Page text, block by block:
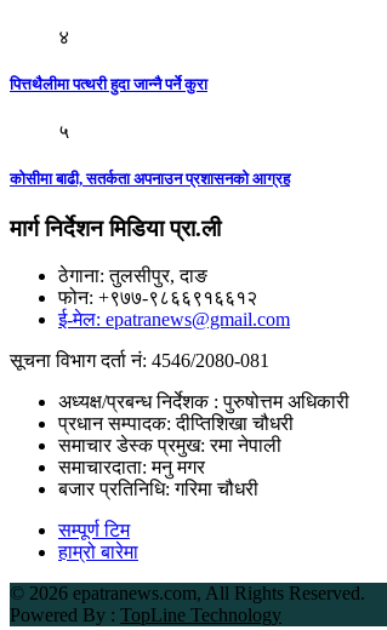
४
पित्तथैलीमा पत्थरी हुदा जान्नै पर्ने कुरा
५
कोसीमा बाढी, सतर्कता अपनाउन प्रशासनको आग्रह
मार्ग निर्देशन मिडिया प्रा.ली
ठेगाना: तुलसीपुर, दाङ
फोन: +९७७-९८६६९१६६१२
ई-मेल: epatranews@gmail.com
सूचना विभाग दर्ता नं: 4546/2080-081
अध्यक्ष/प्रबन्ध निर्देशक : पुरुषोत्तम अधिकारी
प्रधान सम्पादक: दीप्तिशिखा चौधरी
समाचार डेस्क प्रमुख: रमा नेपाली
समाचारदाता: मनु मगर
बजार प्रतिनिधि: गरिमा चौधरी
सम्पूर्ण टिम
हाम्रो बारेमा
© 2026 epatranews.com, All Rights Reserved.
Powered By : TopLine Technology